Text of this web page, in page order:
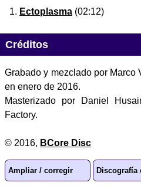
Ectoplasma (02:12)
Créditos
Grabado y mezclado por Marco
en enero de 2016.
Masterizado por Daniel
Factory.
© 2016, BCore Disc
Ampliar / corregir Discografía